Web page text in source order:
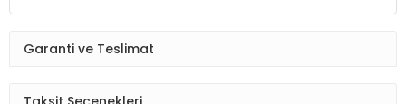
Garanti ve Teslimat